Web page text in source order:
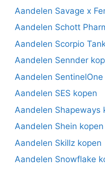
Aandelen Savage x
Aandelen Schott
Aandelen Scorpio
Aandelen Sennder
Aandelen SentinelOne
Aandelen SES kopen
Aandelen Shapeways
Aandelen Shein kopen
Aandelen Skillz kopen
Aandelen Snowflake